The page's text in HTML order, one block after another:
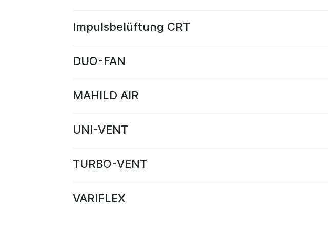
Impulsbelüftung CRT
DUO-FAN
MAHILD AIR
UNI-VENT
TURBO-VENT
VARIFLEX